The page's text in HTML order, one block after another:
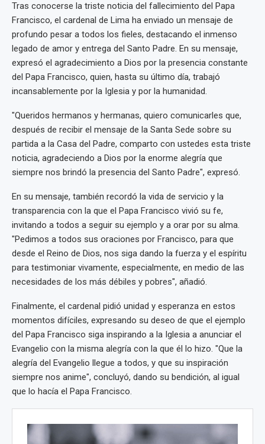
Tras conocerse la triste noticia del fallecimiento del Papa
Francisco, el cardenal de Lima ha enviado un mensaje de
profundo pesar a todos los fieles, destacando el inmenso
legado de amor y entrega del Santo Padre. En su mensaje,
expresó el agradecimiento a Dios por la presencia constante
del Papa Francisco, quien, hasta su último día, trabajó
incansablemente por la Iglesia y por la humanidad.
"Queridos hermanos y hermanas, quiero comunicarles que,
después de recibir el mensaje de la Santa Sede sobre su
partida a la Casa del Padre, comparto con ustedes esta triste
noticia, agradeciendo a Dios por la enorme alegría que
siempre nos brindó la presencia del Santo Padre", expresó.
En su mensaje, también recordó la vida de servicio y la
transparencia con la que el Papa Francisco vivió su fe,
invitando a todos a seguir su ejemplo y a orar por su alma.
"Pedimos a todos sus oraciones por Francisco, para que
desde el Reino de Dios, nos siga dando la fuerza y el espíritu
para testimoniar vivamente, especialmente, en medio de las
necesidades de los más débiles y pobres", añadió.
Finalmente, el cardenal pidió unidad y esperanza en estos
momentos difíciles, expresando su deseo de que el ejemplo
del Papa Francisco siga inspirando a la Iglesia a anunciar el
Evangelio con la misma alegría con la que él lo hizo. "Que la
alegría del Evangelio llegue a todos, y que su inspiración
siempre nos anime", concluyó, dando su bendición, al igual
que lo hacía el Papa Francisco.